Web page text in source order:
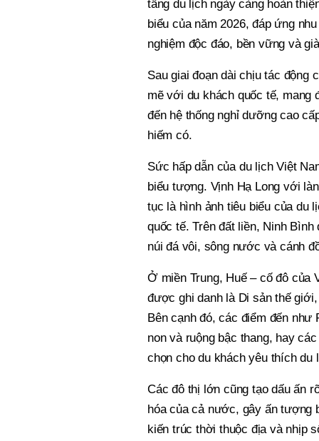
tầng du lịch ngày càng hoàn
biểu của năm 2026, đáp ứng
nghiệm độc đáo, bền vững và
Sau giai đoạn dài chịu tác động
mẽ với du khách quốc tế, mang
đến hệ thống nghỉ dưỡng cao
hiếm có.
Sức hấp dẫn của du lịch Việt
biểu tượng. Vịnh Hạ Long với
tục là hình ảnh tiêu biểu của du
quốc tế. Trên đất liền, Ninh
núi đá vôi, sông nước và cánh
Ở miền Trung, Huế – cố đô của
được ghi danh là Di sản thế
Bên cạnh đó, các điểm đến như
non và ruộng bậc thang, hay
chọn cho du khách yêu thích
Các đô thị lớn cũng tạo dấu ấn
hóa của cả nước, gây ấn tượng
kiến trúc thời thuộc địa và nhịp